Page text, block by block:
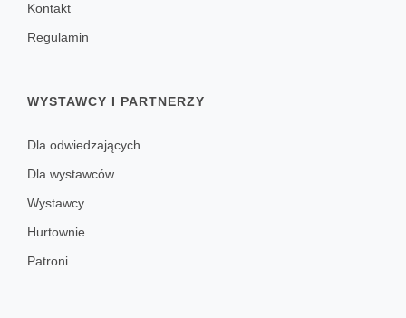
Kontakt
Regulamin
WYSTAWCY I PARTNERZY
Dla odwiedzających
Dla wystawców
Wystawcy
Hurtownie
Patroni